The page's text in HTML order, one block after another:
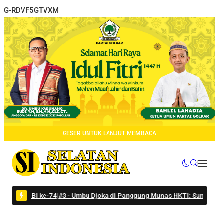
G-RDVF5GTVXM
GESER UNTUK LANJUT MEMBACA
IBI ke-74|#3 -Umbu Djoka di Panggung Munas HKTI: Sumba